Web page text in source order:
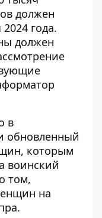
должен
года.
должен
в
обновленный
которым
воинский
том,
на
.